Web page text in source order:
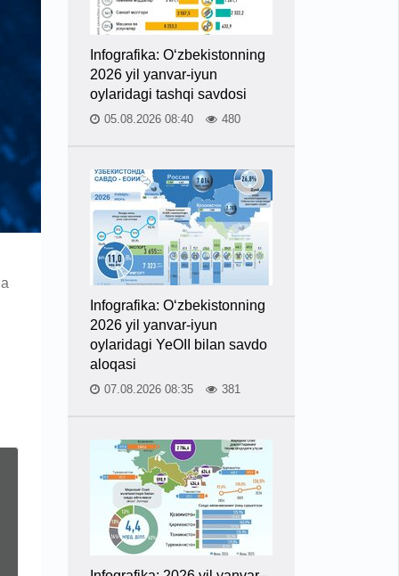
Infografika: O‘zbekistonning
2026 yil yanvar-iyun
oylaridagi tashqi savdosi
05.08.2026 08:40 480
Infografika: O‘zbekistonning
2026 yil yanvar-iyun
oylaridagi YeOII bilan savdo
aloqasi
07.08.2026 08:35 381